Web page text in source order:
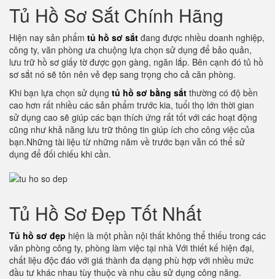
Tủ Hồ Sơ Sắt Chính Hãng
Hiện nay sản phẩm tủ hồ sơ sắt đang được nhiều doanh nghiệp,
công ty, văn phòng ưa chuộng lựa chọn sử dụng để bảo quản,
lưu trữ hồ sơ giấy tờ được gọn gàng, ngăn lắp. Bên cạnh đó tủ hồ
sơ sắt nó sẽ tôn nên vẻ đẹp sang trọng cho cả căn phòng.
Khi bạn lựa chọn sử dụng tủ hồ sơ bằng sắt thường có độ bền
cao hơn rất nhiều các sản phẩm trước kia, tuổi thọ lớn thời gian
sử dụng cao sẽ giúp các bạn thích ứng rất tốt với các hoạt động
cũng như khả năng lưu trữ thông tin giúp ích cho công việc của
bạn.Những tài liệu từ những năm về trước bạn vẫn có thể sử
dụng để đối chiếu khi cần.
Tủ Hồ Sơ Đẹp Tốt Nhất
Tủ hồ sơ đẹp hiện là một phần nội thất không thể thiếu trong các
văn phòng công ty, phòng làm việc tại nhà Với thiết kế hiện đại,
chất liệu độc đáo với giá thành đa dạng phù hợp với nhiều mức
đầu tư khác nhau tùy thuộc và nhu cầu sử dụng công năng.